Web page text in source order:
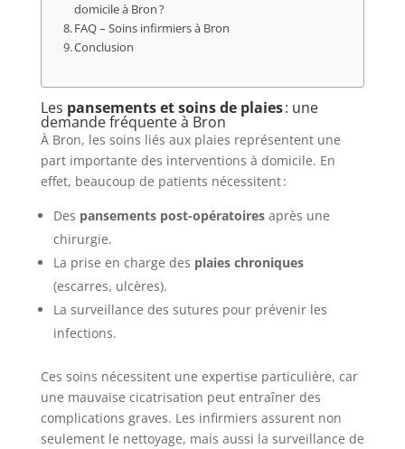
domicile à Bron ?
FAQ – Soins infirmiers à Bron
Conclusion
Les pansements et soins de plaies: une
demande fréquente à Bron
À Bron, les soins liés aux plaies représentent une
part importante des interventions à domicile. En
effet, beaucoup de patients nécessitent :
Des pansements post-opératoiresaprès une
chirurgie.
La prise en charge des plaies chroniques
(escarres, ulcères).
La surveillance des sutures pour prévenir les
infections.
Ces soins nécessitent une expertise particulière, car
une mauvaise cicatrisation peut entraîner des
complications graves. Les infirmiers assurent non
seulement le nettoyage, mais aussi la surveillance de